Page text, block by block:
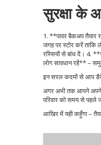
सुरक्षा के
1. **पावर बैकअप तैयार
जगह पर स्टोर करें
रस्सियों से बांध दें। 4.
लोग सावधान रहें** –
इन सरल कदमों से आप
अगर अभी तक आपने अपने
परिवार को समय से पहले
आखिर में यही कहूँगा –